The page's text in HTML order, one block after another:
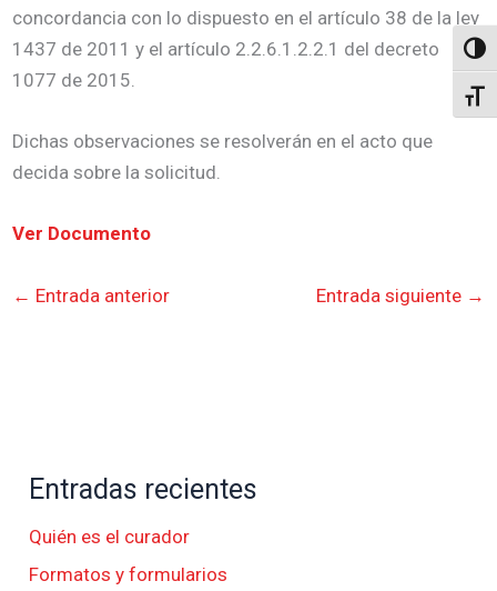
concordancia con lo dispuesto en el artículo 38 de la ley
1437 de 2011 y el artículo 2.2.6.1.2.2.1 del decreto
1077 de 2015.
Dichas observaciones se resolverán en el acto que
decida sobre la solicitud.
Ver Documento
← Entrada anterior Entrada siguiente →
Entradas recientes
Quién es el curador
Formatos y formularios